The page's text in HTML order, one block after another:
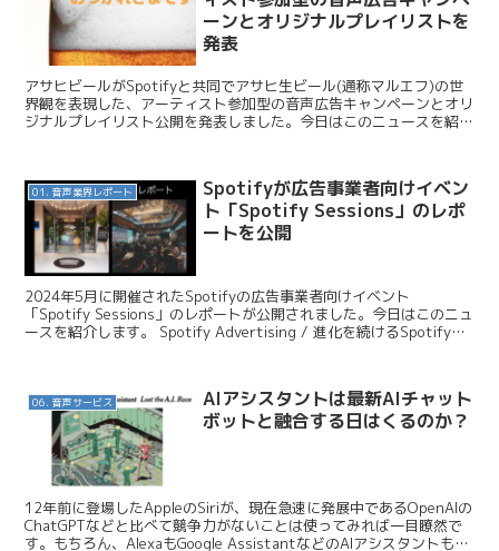
ーンとオリジナルプレイリストを
発表
アサヒビールがSpotifyと共同でアサヒ生ビール(通称マルエフ)の世
界観を表現した、アーティスト参加型の音声広告キャンペーンとオリ
ジナルプレイリスト公開を発表しました。今日はこのニュースを紹介
01. 音声業界レポート
Spotifyが広告事業者向けイベン
ト「Spotify Sessions」のレポ
ートを公開
2024年5月に開催されたSpotifyの広告事業者向けイベント
「Spotify Sessions」のレポートが公開されました。今日はこのニュ
ースを紹介します。 Spotify Advertising / 進化を続けるSpotify広
06. 音声サービス
AIアシスタントは最新AIチャット
ボットと融合する日はくるのか？
12年前に登場したAppleのSiriが、現在急速に発展中であるOpenAIの
ChatGPTなどと比べて競争力がないことは使ってみれば一目瞭然で
す。もちろん、AlexaもGoogle AssistantなどのAIアシスタントも